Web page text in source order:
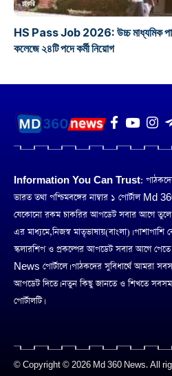
চাকরি
HS Pass Job 2026: উচ্চ মাধ্যমিক
কলেজে ২৪টি পদে কর্মী নিয়োগ
Information You Can Trust:
ভারত তথা পশ্চিমবঙ্গের নাম্বার ১ পোর্টাল Md
যেকোনো রকম চাকরির আপডেট সবার আগে
এর মাধ্যমে,নিজস্ব মাতৃভাষায়(বাংলা)।
স্কলারশিপ ও প্রকল্পের আপডেট সবার আগে
News পোর্টালে। পাঠকদের সুবিধার্থে আমরা
আপডেট দিতে। নতুন কিছু জানতে ও শিখতে
পোর্টালটি।
© Copyright © 2026 Md 360 News. All